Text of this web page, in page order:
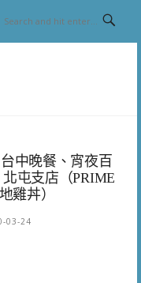
台中晚餐、宵夜百
屯支店（PRIME
雞丼）
03-24